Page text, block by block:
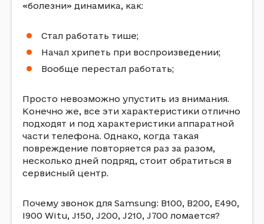
«болезни» динамика, как:
Стал работать тише;
Начал хрипеть при воспроизведении;
Вообще перестал работать;
Просто невозможно упустить из внимания.
Конечно же, все эти характеристики отлично
подходят и под характеристики аппаратной
части телефона. Однако, когда такая
повреждение повторяется раз за разом,
несколько дней подряд, стоит обратиться в
сервисный центр.
Почему звонок для Samsung: B100, B200, E490,
I900 Witu, J150, J200, J210, J700 ломается?